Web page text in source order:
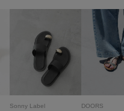
Sonny Label DOORS